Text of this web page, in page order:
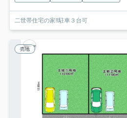
二世帯住宅の家‼︎駐車３台可
売地